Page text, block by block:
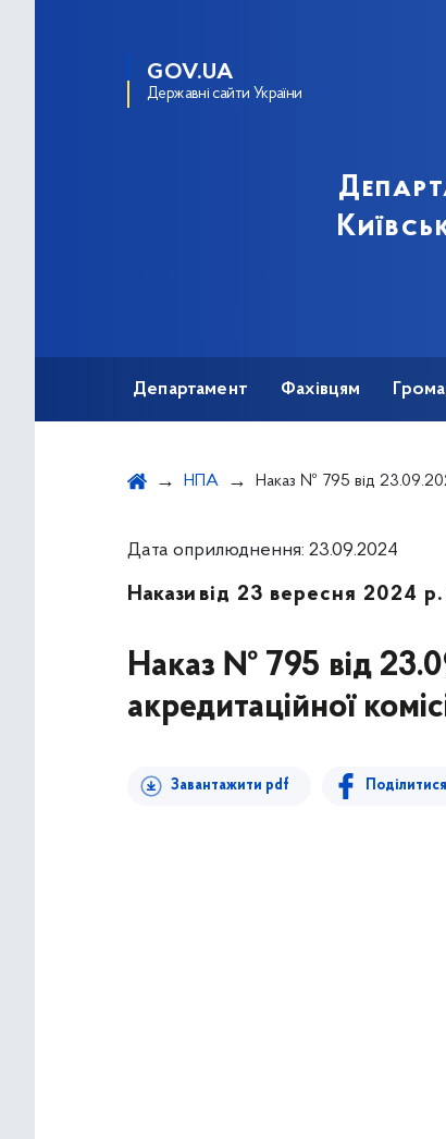
GOV.UA
Державні сайти України
Департамент Фахівцям
НПА Наказ № 795 від 23.09.2024 Про
Дата оприлюднення: 23.09.2024
Накази від 23 вересня 2024
Наказ № 795 від
акредитаційної
Завантажити pdf Поділитися